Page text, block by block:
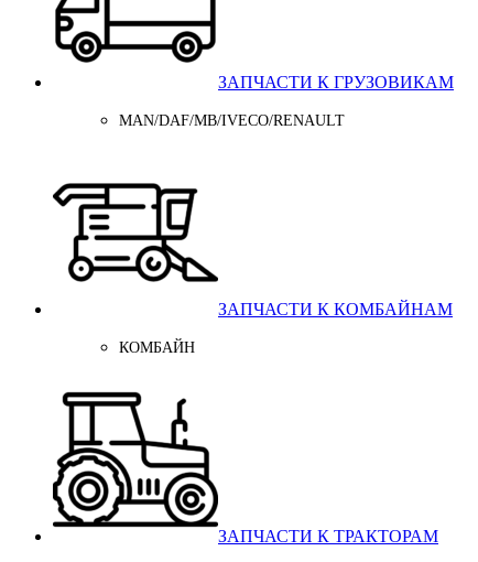
ЗАПЧАСТИ К ГРУЗОВИКАМ
MAN/DAF/MB/IVECO/RENAULT
ЗАПЧАСТИ К КОМБАЙНАМ
КОМБАЙН
ЗАПЧАСТИ К ТРАКТОРАМ